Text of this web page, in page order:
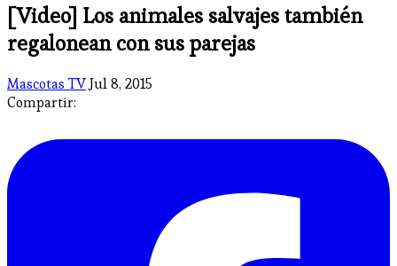
[Video] Los animales salvajes también
regalonean con sus parejas
Mascotas TVJul 8, 2015
Compartir: